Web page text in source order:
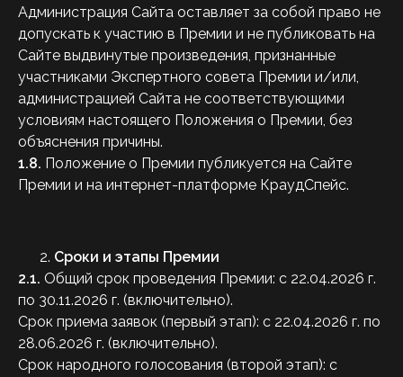
Администрация Сайта оставляет за собой право не
допускать к участию в Премии и не публиковать на
Сайте выдвинутые произведения, признанные
участниками Экспертного совета Премии и/или,
администрацией Сайта не соответствующими
условиям настоящего Положения о Премии, без
объяснения причины.
1.8. Положение о Премии публикуется на Сайте
Премии и на интернет-платформе КраудСпейс.
Сроки и этапы Премии
2.1. Общий срок проведения Премии: с 22.04.2026 г.
по 30.11.2026 г. (включительно).
Срок приема заявок (первый этап): с 22.04.2026 г. по
28.06.2026 г. (включительно).
Срок народного голосования (второй этап): с